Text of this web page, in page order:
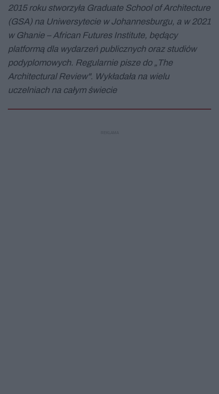
2015 roku stworzyła Graduate School of Architecture
(GSA) na Uniwersytecie w Johannesburgu, a w 2021
w Ghanie – African Futures Institute, będący
platformą dla wydarzeń publicznych oraz studiów
podyplomowych. Regularnie pisze do „The
Architectural Review". Wykładała na wielu
uczelniach na całym świecie